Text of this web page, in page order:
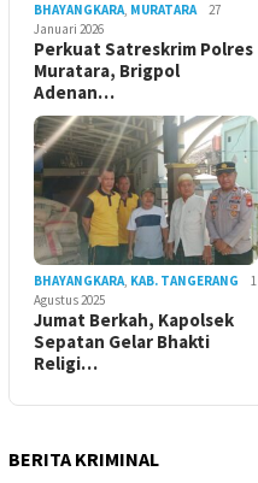
BHAYANGKARA, MURATARA
27
Januari 2026
Perkuat Satreskrim Polres
Muratara, Brigpol
Adenan…
BHAYANGKARA, KAB. TANGERANG
1
Agustus 2025
Jumat Berkah, Kapolsek
Sepatan Gelar Bhakti
Religi…
BERITA KRIMINAL